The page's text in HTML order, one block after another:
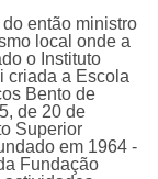
então ministro
local onde a
o Instituto
criada a Escola
Bento de
de 20 de
Superior
em 1964 -
Fundação